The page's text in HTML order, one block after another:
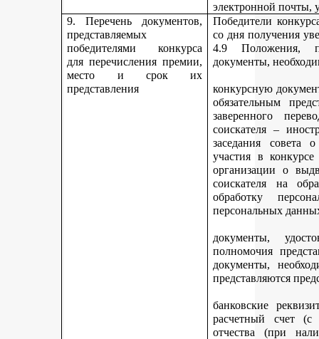
электронной почты,
9. Перечень документов,
представляемых
победителями конкурса
для перечисления премии,
место и срок их
представления
Победители
со дня получения
4.9 Положения,
документы,
конкурсную
обязательным
заверенного
соискателя –
заседания совета
участия в
организации о
соискателя на
обработку
персональных
документы,
полномочия
документы,
представляются
банковские
расчетный счет (с
отчества (при